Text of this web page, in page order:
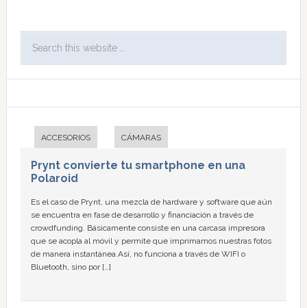
ACCESORIOS CÁMARAS
Prynt convierte tu smartphone en una
Polaroid
Es el caso de Prynt, una mezcla de hardware y software que aún
se encuentra en fase de desarrollo y financiación a través de
crowdfunding. Básicamente consiste en una carcasa impresora
que se acopla al móvil y permite que imprimamos nuestras fotos
de manera instantánea.Así, no funciona a través de WIFI o
Bluetooth, sino por […]